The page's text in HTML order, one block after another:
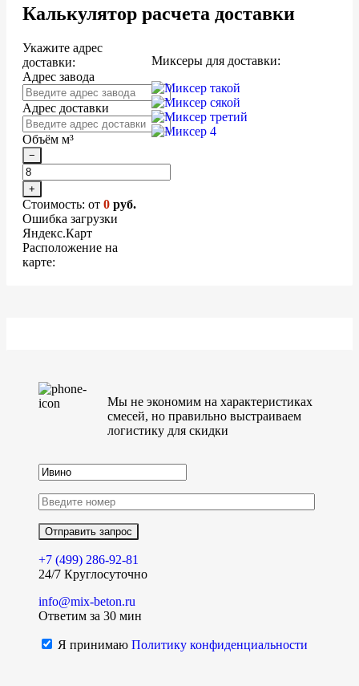
Калькулятор расчета доставки
Укажите адрес
доставки:
Адрес завода
Адрес доставки
Объём м³
−
+
Стоимость: от 0 руб.
Ошибка загрузки
Яндекс.Карт
Расположение на
карте:
Миксеры для доставки:
Мы не экономим на характеристиках
смесей, но правильно выстраиваем
логистику для скидки
+7 (499) 286-92-81
24/7 Круглосуточно
info@mix-beton.ru
Ответим за 30 мин
Я принимаю Политику конфиденциальности